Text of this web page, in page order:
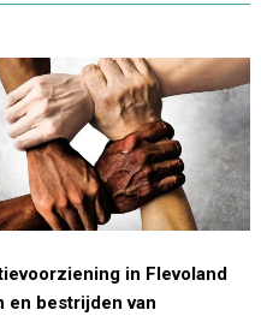
in Flevoland
en bestrijden van